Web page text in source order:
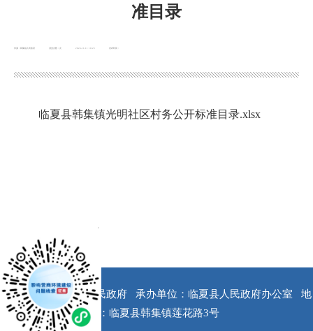
准目录
来源：韩集镇人民政府 浏览次数： 发布时间：
2024-11-11 10:23
临夏县韩集镇光明社区村务公开标准目录.xlsx
版权所有：临夏县人民政府 承办单位：临夏县人民政府办公室
地
址：临夏县韩集镇莲花路3号
x